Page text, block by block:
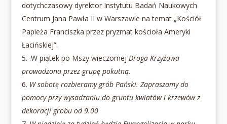
dotychczasowy dyrektor Instytutu Badań Naukowych
Centrum Jana Pawła II w Warszawie na temat „Kościół
Papieża Franciszka przez pryzmat kościoła Ameryki
Łacińskiej”.
.W piątek po Mszy wieczornej Droga Krzyżowa
prowadzona przez grupę pokutną.
W sobotę rozbieramy grób Pański. Zapraszamy do
pomocy przy wysadzaniu do gruntu kwiatów i krzewów z
dekoracji grobu od 9.00